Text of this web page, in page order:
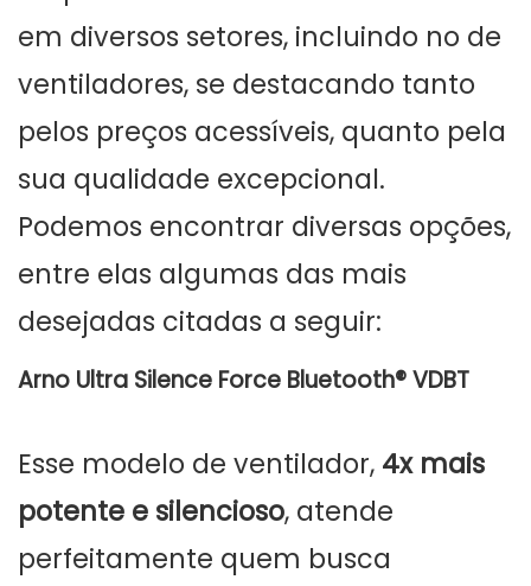
em diversos setores, incluindo no de
ventiladores, se destacando tanto
pelos preços acessíveis, quanto pela
sua qualidade excepcional.
Podemos encontrar diversas opções,
entre elas algumas das mais
desejadas citadas a seguir:
Arno Ultra Silence Force Bluetooth® VDBT
Esse modelo de ventilador, 4x mais
potente e silencioso, atende
perfeitamente quem busca